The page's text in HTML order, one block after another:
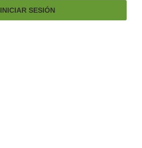
INICIAR SESIÓN